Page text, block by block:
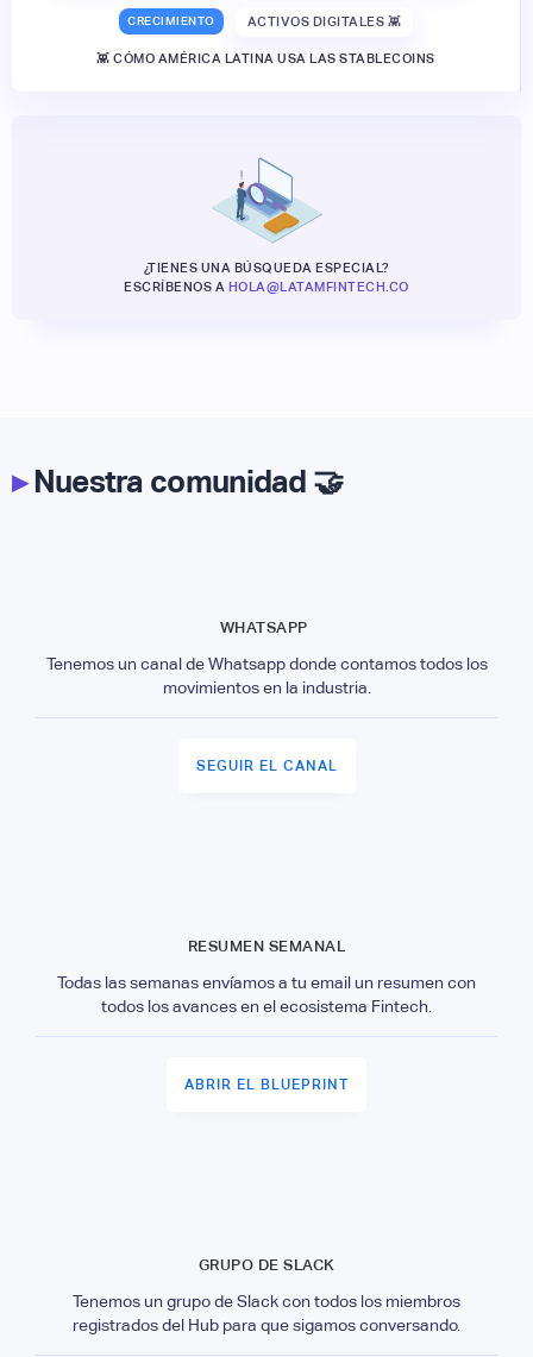
CRECIMIENTO ACTIVOS DIGITALES 👾
👾 CÓMO AMÉRICA LATINA USA LAS STABLECOINS
¿TIENES UNA BÚSQUEDA ESPECIAL?
ESCRÍBENOS A HOLA@LATAMFINTECH.CO
▸Nuestra comunidad 🤝
WHATSAPP
Tenemos un canal de Whatsapp donde contamos todos los
movimientos en la industria.
SEGUIR EL CANAL
RESUMEN SEMANAL
Todas las semanas envíamos a tu email un resumen con
todos los avances en el ecosistema Fintech.
ABRIR EL BLUEPRINT
GRUPO DE SLACK
Tenemos un grupo de Slack con todos los miembros
registrados del Hub para que sigamos conversando.